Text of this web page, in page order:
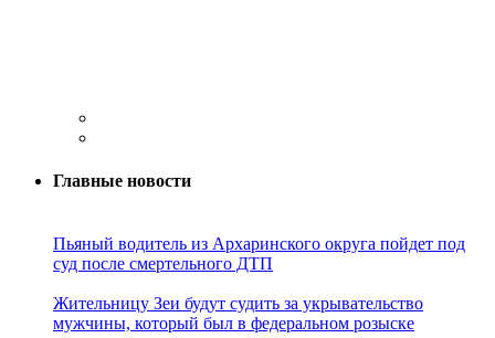
Главные новости
Пьяный водитель из Архаринского округа пойдет под
суд после смертельного ДТП
Жительницу Зеи будут судить за укрывательство
мужчины, который был в федеральном розыске